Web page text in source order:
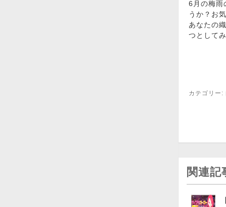
6月の梅雨
うか？お
あなたの
つとして
カテゴリー:
関連記